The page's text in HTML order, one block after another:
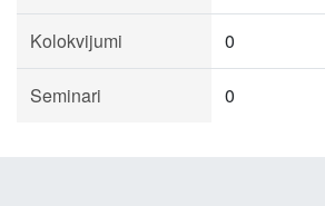
Kolokvijumi 0
Seminari 0